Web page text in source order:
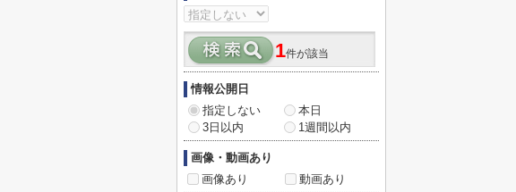
1件が該当
情報公開日
指定しない
本日
3日以内
1週間以内
画像・動画あり
画像あり
動画あり